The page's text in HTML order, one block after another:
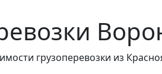
грузоперевозки из